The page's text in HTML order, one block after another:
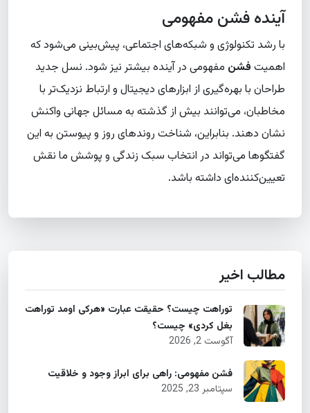
آینده فشن مفهومی
با رشد تکنولوژی و شبکه‌های اجتماعی، پیش‌بینی می‌شود که
اهمیتفشنمفهومی در آینده بیشتر نیز شود. نسل جدید
طراحان با بهره‌گیری از ابزارهای دیجیتال و ارتباط نزدیک‌تر با
مخاطبان، می‌توانند بیش از گذشته به مسائل جهانی واکنش
نشان دهند. بنابراین، شناخت روندهای روز و پیوستن به این
گفتگوها می‌تواند در انتخاب سبک زندگی و پوشش ما نقش
تعیین‌کننده‌ای داشته باشد.
مطالب اخیر
توراهت چیست؟ حقیقت عبارت «هرکی اومد توراهت
بغل کردی» چیست؟
آگوست 2, 2026
فشن مفهومی: راهی برای ابراز وجود و خلاقیت
سپتامبر 23, 2025